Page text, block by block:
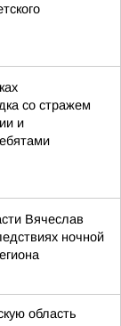
со стражем
и
Вячеслав
ночной
область